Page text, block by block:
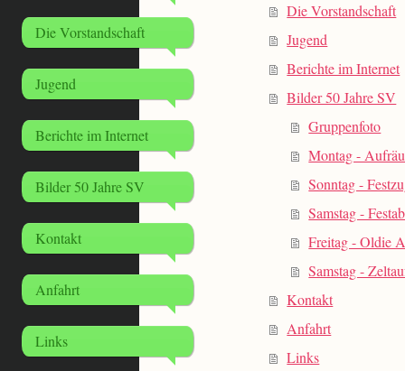
Die Vorstandschaft
Jugend
Berichte im Internet
Bilder 50 Jahre SV
Kontakt
Anfahrt
Links
Die Vorstandschaft
Jugend
Berichte im Internet
Bilder 50 Jahre SV
Gruppenfoto
Montag -
Sonntag -
Samstag -
Freitag - Oldie
Samstag -
Kontakt
Anfahrt
Links